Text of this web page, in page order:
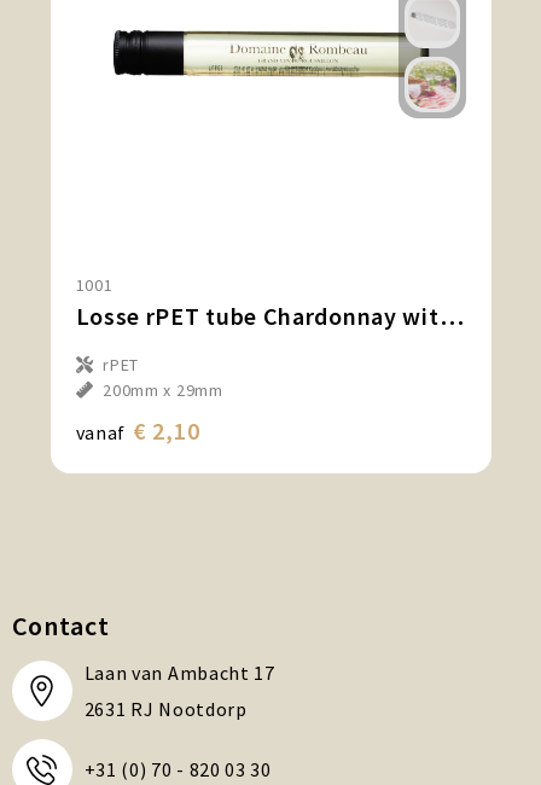
1001
Losse rPET tube Chardonnay witte wijn
rPET
200mm x 29mm
vanaf € 2,10
Contact
Laan van Ambacht 17
2631 RJ Nootdorp
+31 (0) 70 - 820 03 30